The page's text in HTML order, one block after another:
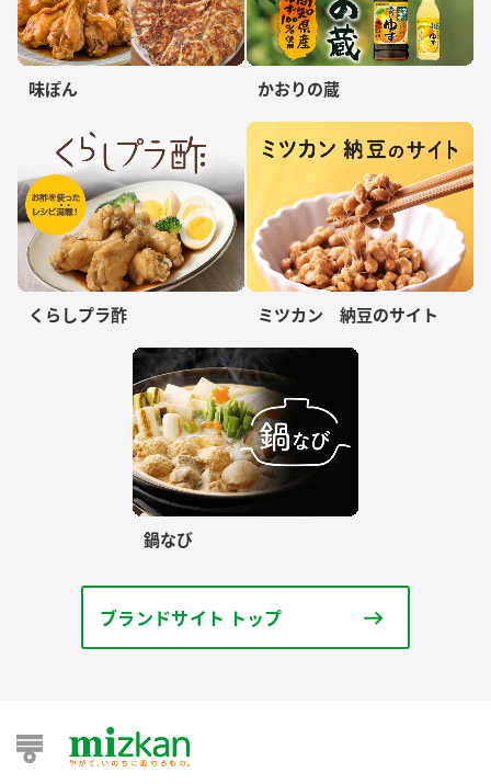
味ぽん かおりの蔵
くらしプラ酢 ミツカン 納豆のサイト
鍋なび
ブランドサイト トップ